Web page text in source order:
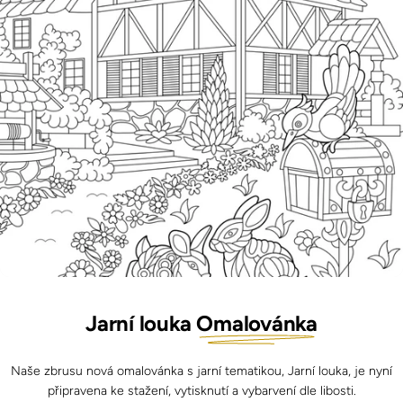
Jarní loukaOmalovánka
Naše zbrusu nová omalovánka s jarní tematikou, Jarní louka, je nyní
připravena ke stažení, vytisknutí a vybarvení dle libosti.